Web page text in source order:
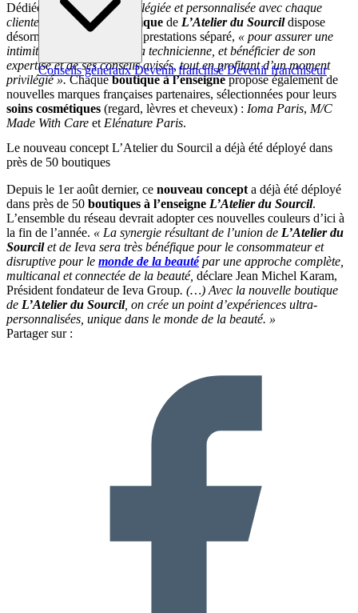
Conseils généraux Devenir franchisé Devenir franchiseur
Dédiée à
« la relation privilégiée et personnalisée avec chaque
cliente »
nouvelle boutique de L’Atelier du Sourcildispose
désormais d’un espace des prestations séparé, « pour assurer une
intimité entre la cliente et la technicienne, et bénéficier de son
expertise et de ses conseils avisés, tout en profitant d’un moment
privilégié ».Chaqueboutique à l’enseignepropose également de
nouvelles marques françaises partenaires, sélectionnées pour leurs
soins cosmétiques (regard, lèvres et cheveux) : Ioma Paris, M/C
Made With Care et Elénature Paris.
Le nouveau concept L’Atelier du Sourcil a déjà été déployé dans
près de 50 boutiques
Depuis le 1er août dernier, ce nouveau concept a déjà été déployé
dans près de 50 boutiques à l’enseigne L’Atelier du Sourcil.
L’ensemble du réseau devrait adopter ces nouvelles couleurs d’ici à
la fin de l’année. « La synergie résultant de l’union de L’Atelier du
Sourcilet de Ieva sera très bénéfique pour le consommateur et
disruptive pour le monde de la beautépar une approche complète,
multicanal et connectée de la beauté, déclare Jean Michel Karam,
Président fondateur de Ieva Group. (…) Avec la nouvelle boutique
de L’Atelier du Sourcil, on crée un point d’expériences ultra-
personnalisées, unique dans le monde de la beauté. »
Partager sur :